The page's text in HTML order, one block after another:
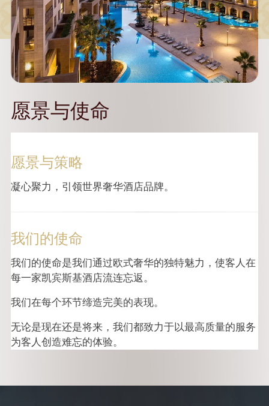
愿景与使命
愿景与策略
凝心聚力，引领世界奢华酒店品牌。
我们的使命
我们的使命是我们通过欧式奢华的独特魅力，使客人在
每一家凯宾斯基酒店流连忘返。
我们在每个环节缔造完美的表现。
无论是现在还是将来，我们都致力于以最高质量的服务
为客人创造难忘的体验。